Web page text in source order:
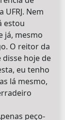
Nem
estou
já, mesmo
O reitor da
disse hoje de
eu tenho
lá mesmo,
peço-